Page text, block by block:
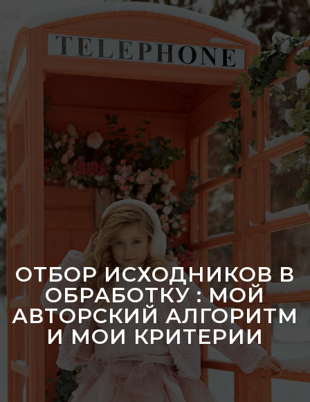
ОТБОР ИСХОДНИКОВ В
ОБРАБОТКУ : МОЙ
АВТОРСКИЙ АЛГОРИТМ
И МОИ КРИТЕРИИ